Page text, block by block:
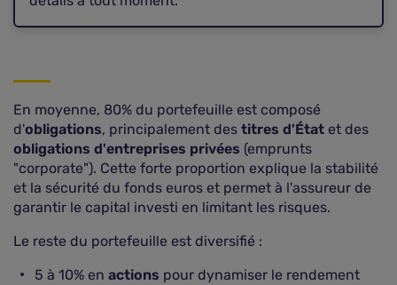
En moyenne, 80% du portefeuille est composé
d'obligations, principalement des titres d'État et des
obligations d'entreprises privées (emprunts
"corporate"). Cette forte proportion explique la stabilité
et la sécurité du fonds euros et permet à l'assureur de
garantir le capital investi en limitant les risques.
Le reste du portefeuille est diversifié :
5 à 10% en actions pour dynamiser le rendement